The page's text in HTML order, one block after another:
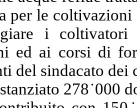
per le
i
ed ai corsi di
del sindacato
278˙000